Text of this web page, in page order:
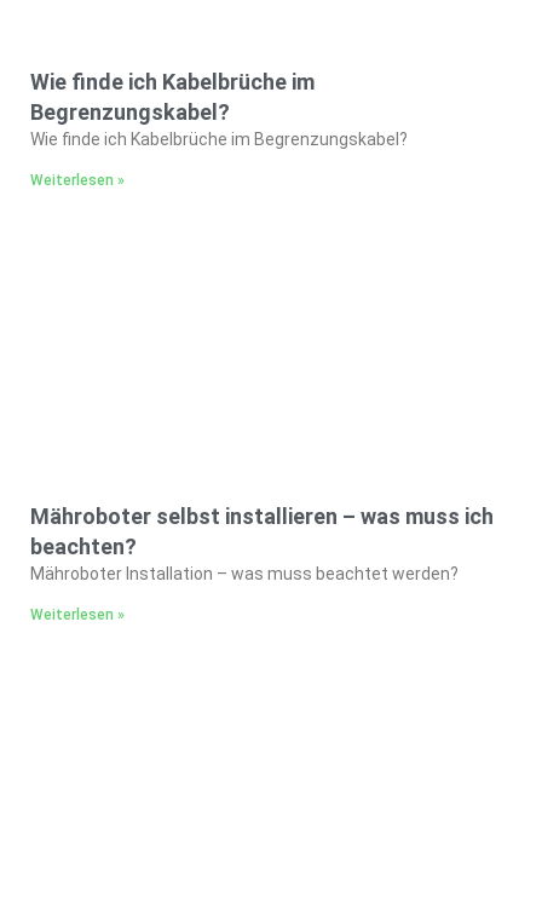
Wie finde ich Kabelbrüche im
Begrenzungskabel?
Wie finde ich Kabelbrüche im Begrenzungskabel?
Weiterlesen »
Mähroboter selbst installieren – was muss ich
beachten?
Mähroboter Installation – was muss beachtet werden?
Weiterlesen »